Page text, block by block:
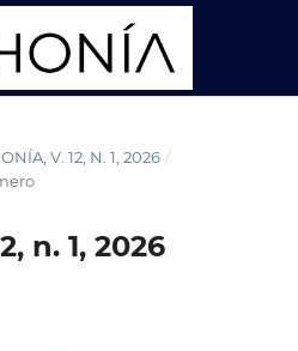
V. 12, N. 1, 2026 /
n. 1, 2026